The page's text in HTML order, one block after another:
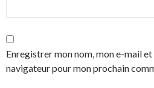
Enregistrer mon nom, mon e-mail
navigateur pour mon prochain